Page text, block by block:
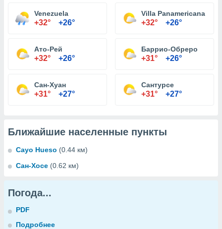
Venezuela
+32° +26°
Villa Panamericana
+32° +26°
Ато-Рей
+32° +26°
Баррио-Обреро
+31° +26°
Сан-Хуан
+31° +27°
Сантурсе
+31° +27°
Ближайшие населенные пункты
Cayo Hueso (0.44 км)
Сан-Хосе (0.62 км)
Погода...
PDF
Подробнее